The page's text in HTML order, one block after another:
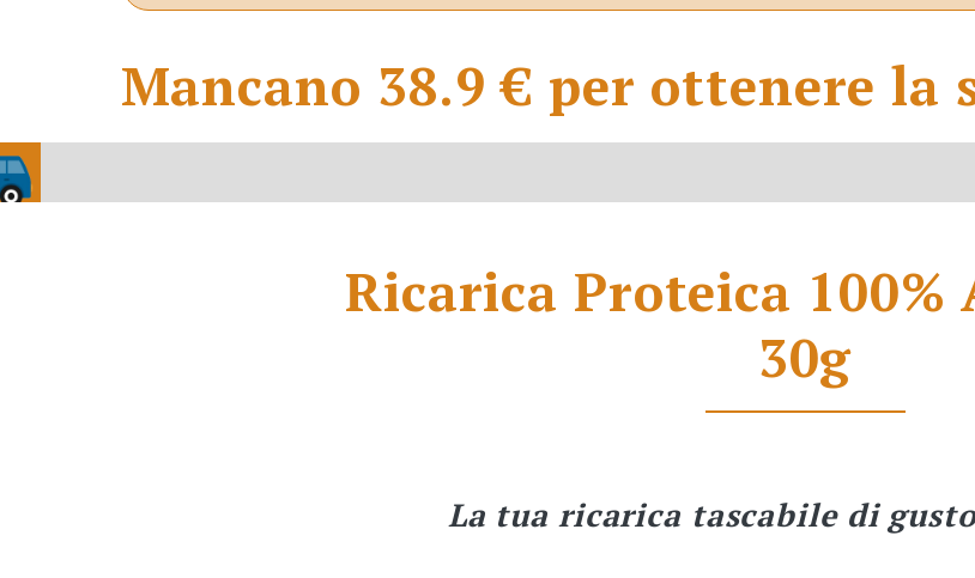
Mancano 38.9 € per ottenere
Ricarica Proteica 100%
30g
La tua ricarica tascabile di